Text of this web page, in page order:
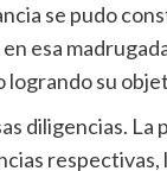
se pudo
esa
logrando su
diligencias.